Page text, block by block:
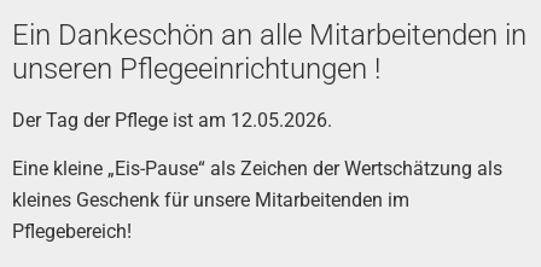
Ein Dankeschön an alle Mitarbeitenden in
unseren Pflegeeinrichtungen !
Der Tag der Pflege ist am 12.05.2026.
Eine kleine „Eis-Pause“ als Zeichen der Wertschätzung als
kleines Geschenk für unsere Mitarbeitenden im
Pflegebereich!